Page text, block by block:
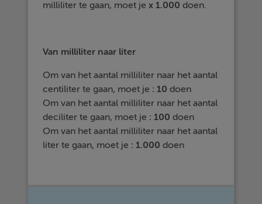
milliliter te gaan, moet jex 1.000 doen.
Van milliliter naar liter
Om van het aantal milliliter naar het aantal
centiliter te gaan, moet je : 10 doen
Om van het aantal milliliter naar het aantal
deciliter te gaan, moet je : 100 doen
Om van het aantal milliliter naar het aantal
liter te gaan, moet je : 1.000 doen